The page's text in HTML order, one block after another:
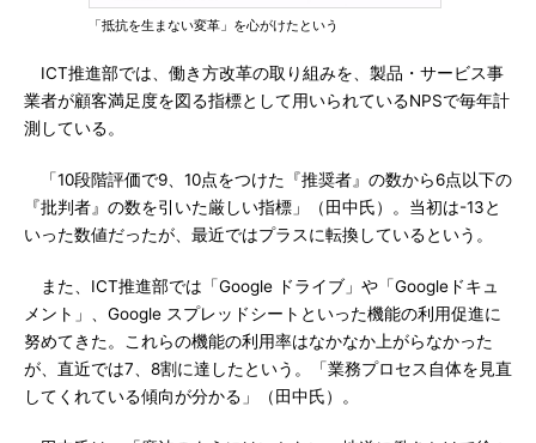
「抵抗を生まない変革」を心がけたという
ICT推進部では、働き方改革の取り組みを、製品・サービス事
業者が顧客満足度を図る指標として用いられているNPSで毎年計
測している。
「10段階評価で9、10点をつけた『推奨者』の数から6点以下の
『批判者』の数を引いた厳しい指標」（田中氏）。当初は-13と
いった数値だったが、最近ではプラスに転換しているという。
また、ICT推進部では「Google ドライブ」や「Googleドキュ
メント」、Google スプレッドシートといった機能の利用促進に
努めてきた。これらの機能の利用率はなかなか上がらなかった
が、直近では7、8割に達したという。「業務プロセス自体を見直
してくれている傾向が分かる」（田中氏）。